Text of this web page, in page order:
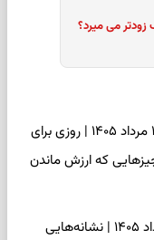
زودتر می میرد؟
فال سرنوشت امروز شنبه ۱۷ مرداد ۱۴۰۵ | روزی برای
که ارزش ماندن
فال اسم امروز جمعه ۱۶ مرداد ۱۴۰۵ | نشانه‌هایی